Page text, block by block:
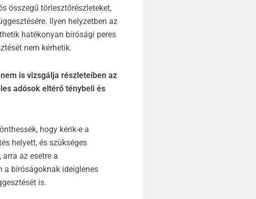
összegű törlesztőrészleteket,
Ilyen helyzetben az
hatékonyan bírósági peres
nem kérhetik.
is vizsgálja részleteiben az
adósok eltérő ténybeli és
hogy kérik-e a
helyett, és szükséges
az esetre a
a bíróságoknak ideiglenes
is.